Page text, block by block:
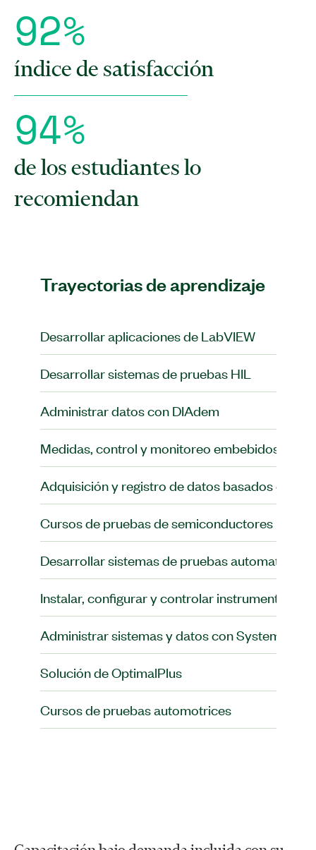
92%
índice de satisfacción
94%
de los estudiantes lo
recomiendan
Trayectorias de aprendizaje
Desarrollar aplicaciones de LabVIEW
Desarrollar sistemas de pruebas HIL
Administrar datos con DIAdem
Medidas, control y monitoreo embebidos
Adquisición y registro de datos basados en PC
Cursos de pruebas de semiconductores
Desarrollar sistemas de pruebas
Instalar, configurar y controlar instrumentos
Administrar sistemas y datos con SystemLink
Solución de OptimalPlus
Cursos de pruebas automotrices